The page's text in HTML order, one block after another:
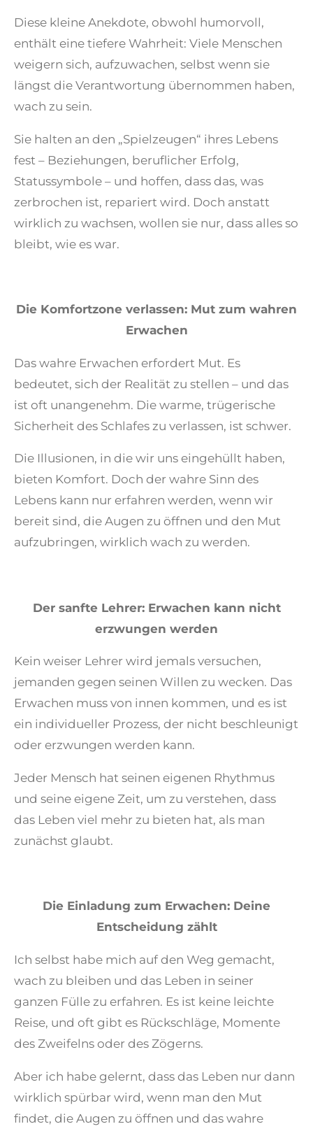
Diese kleine Anekdote, obwohl humorvoll,
enthält eine tiefere Wahrheit: Viele Menschen
weigern sich, aufzuwachen, selbst wenn sie
längst die Verantwortung übernommen haben,
wach zu sein.
Sie halten an den „Spielzeugen“ ihres Lebens
fest – Beziehungen, beruflicher Erfolg,
Statussymbole – und hoffen, dass das, was
zerbrochen ist, repariert wird. Doch anstatt
wirklich zu wachsen, wollen sie nur, dass alles so
bleibt, wie es war.
Die Komfortzone verlassen: Mut zum wahren
Erwachen
Das wahre Erwachen erfordert Mut. Es
bedeutet, sich der Realität zu stellen – und das
ist oft unangenehm. Die warme, trügerische
Sicherheit des Schlafes zu verlassen, ist schwer.
Die Illusionen, in die wir uns eingehüllt haben,
bieten Komfort. Doch der wahre Sinn des
Lebens kann nur erfahren werden, wenn wir
bereit sind, die Augen zu öffnen und den Mut
aufzubringen, wirklich wach zu werden.
Der sanfte Lehrer: Erwachen kann nicht
erzwungen werden
Kein weiser Lehrer wird jemals versuchen,
jemanden gegen seinen Willen zu wecken. Das
Erwachen muss von innen kommen, und es ist
ein individueller Prozess, der nicht beschleunigt
oder erzwungen werden kann.
Jeder Mensch hat seinen eigenen Rhythmus
und seine eigene Zeit, um zu verstehen, dass
das Leben viel mehr zu bieten hat, als man
zunächst glaubt.
Die Einladung zum Erwachen: Deine
Entscheidung zählt
Ich selbst habe mich auf den Weg gemacht,
wach zu bleiben und das Leben in seiner
ganzen Fülle zu erfahren. Es ist keine leichte
Reise, und oft gibt es Rückschläge, Momente
des Zweifelns oder des Zögerns.
Aber ich habe gelernt, dass das Leben nur dann
wirklich spürbar wird, wenn man den Mut
findet, die Augen zu öffnen und das wahre